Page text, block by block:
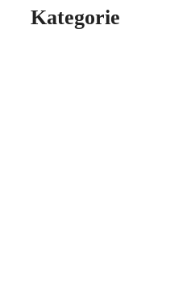
Kategorie